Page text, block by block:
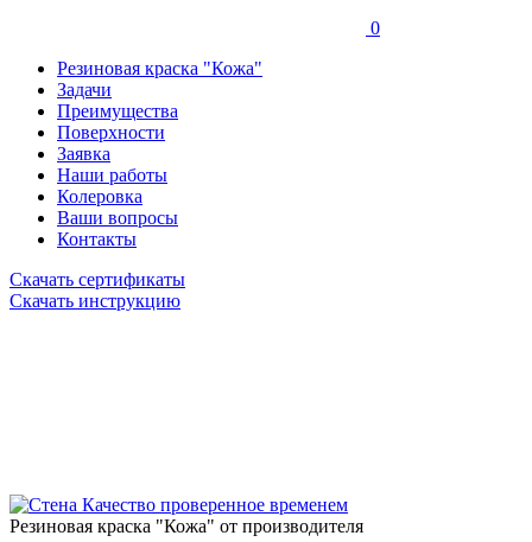
0
Резиновая краска "Кожа"
Задачи
Преимущества
Поверхности
Заявка
Наши работы
Колеровка
Ваши вопросы
Контакты
Скачать сертификаты
Скачать инструкцию
Качество проверенное временем
Резиновая краска "Кожа" от производителя